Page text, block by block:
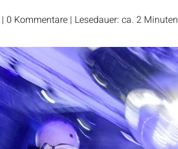
| 0 Kommentare | Lesedauer: ca. 2 Minuten